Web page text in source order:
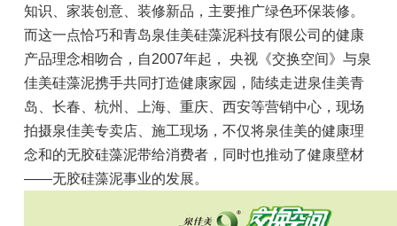
知识、家装创意、装修新品，主要推广绿色环保装修。
而这一点恰巧和青岛泉佳美硅藻泥科技有限公司的健康
产品理念相吻合，自2007年起， 央视《交换空间》与泉
佳美硅藻泥携手共同打造健康家园，陆续走进泉佳美青
岛、长春、杭州、上海、重庆、西安等营销中心，现场
拍摄泉佳美专卖店、施工现场，不仅将泉佳美的健康理
念和的无胶硅藻泥带给消费者，同时也推动了健康壁材
——无胶硅藻泥事业的发展。